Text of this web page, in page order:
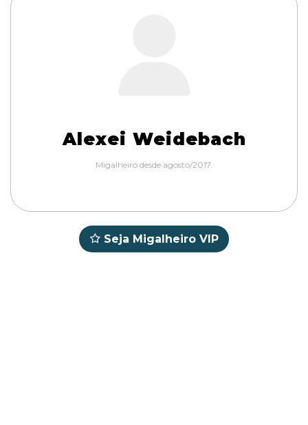
Alexei Weidebach
Migalheiro desde agosto/2017.
Seja Migalheiro VIP